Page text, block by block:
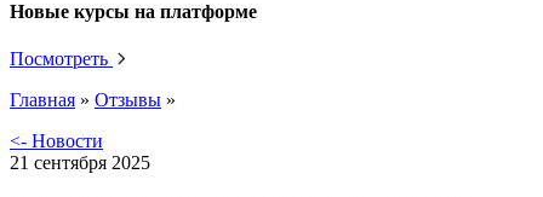
Новые курсы на платформе
Посмотреть
Главная » Отзывы »
<- Новости
21 сентября 2025